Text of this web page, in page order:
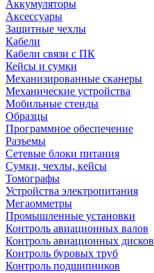
Аккумуляторы
Аксессуары
Защитные чехлы
Кабели
Кабели связи с ПК
Кейсы и сумки
Механизированные сканеры
Механические устройства
Мобильные стенды
Образцы
Программное обеспечение
Разъемы
Сетевые блоки питания
Сумки, чехлы, кейсы
Томографы
Устройства электропитания
Мегаомметры
Промышленные установки
Контроль авиационных валов
Контроль авиационных дисков
Контроль буровых труб
Контроль подшипников